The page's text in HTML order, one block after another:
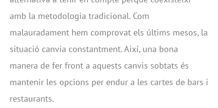
amb la metodologia tradicional. Com
malauradament hem comprovat els últims mesos, la
situació canvia constantment. Així, una bona
manera de fer front a aquests canvis sobtats és
mantenir les opcions per endur a les cartes de bars i
restaurants.